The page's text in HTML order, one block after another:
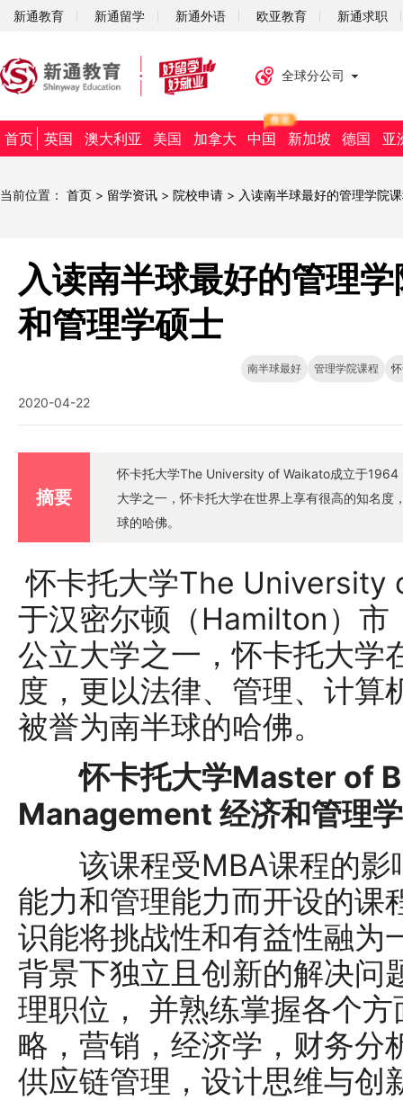
新通教育 新通留学 新通外语 欧亚教育 新通求职
全球分公司
首页 英国 澳大利亚 美国 加拿大 中国 新加坡 德国 亚
当前位置： 首页 > 留学资讯 > 院校申请 > 入读南半球最好的管理学院
入读南半球最好的管理
和管理学硕士
南半球最好 管理学院课程
2020-04-22
摘要
怀卡托大学The University of Waikato成立于
大学之一，怀卡托大学在世界上享有很高的知名
球的哈佛。
怀卡托大学The University
于汉密尔顿（Hamilton）市
公立大学之一，怀卡托大学
度，更以法律、管理、计算
被誉为南半球的哈佛。
怀卡托大学Master of
Management 经济和管理
该课程受MBA课程的影
能力和管理能力而开设的课
识能将挑战性和有益性融为
背景下独立且创新的解决问
理职位， 并熟练掌握各个
略，营销，经济学，财务分
供应链管理，设计思维与创